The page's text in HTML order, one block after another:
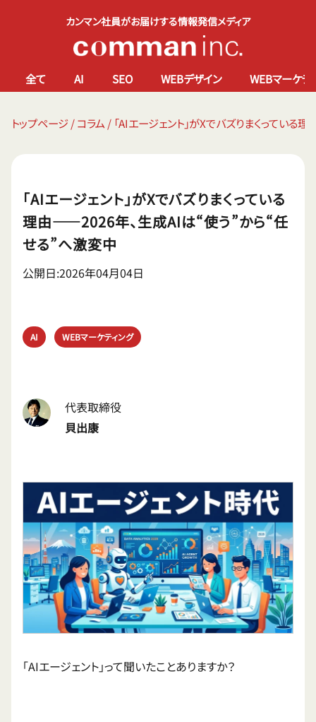
カンマン社員がお届けする情報発信メディア
全て AI SEO WEBデザイン WEBマーケテ
トップページ/コラム / 「AIエージェント」がXでバズりまくってい
「AIエージェント」がXでバズりまくっている
理由——2026年、生成AIは“使う”から“任
せる”へ激変中
公開日:2026年04月04日
AI WEBマーケティング
代表取締役
貝出康
「AIエージェント」って聞いたことありますか？